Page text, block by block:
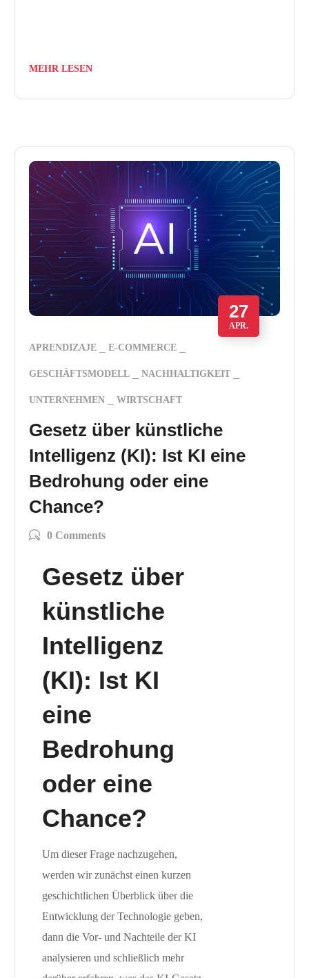
MEHR LESEN
27
APR.
APRENDIZAJE E-COMMERCE
GESCHÄFTSMODELL NACHHALTIGKEIT
UNTERNEHMEN WIRTSCHAFT
Gesetz über künstliche
Intelligenz (KI): Ist KI eine
Bedrohung oder eine
Chance?
0 Comments
Gesetz über
künstliche
Intelligenz
(KI): Ist KI
eine
Bedrohung
oder eine
Chance?
Um dieser Frage nachzugehen,
werden wir zunächst einen kurzen
geschichtlichen Überblick über die
Entwicklung der Technologie geben,
dann die Vor- und Nachteile der KI
analysieren und schließlich mehr